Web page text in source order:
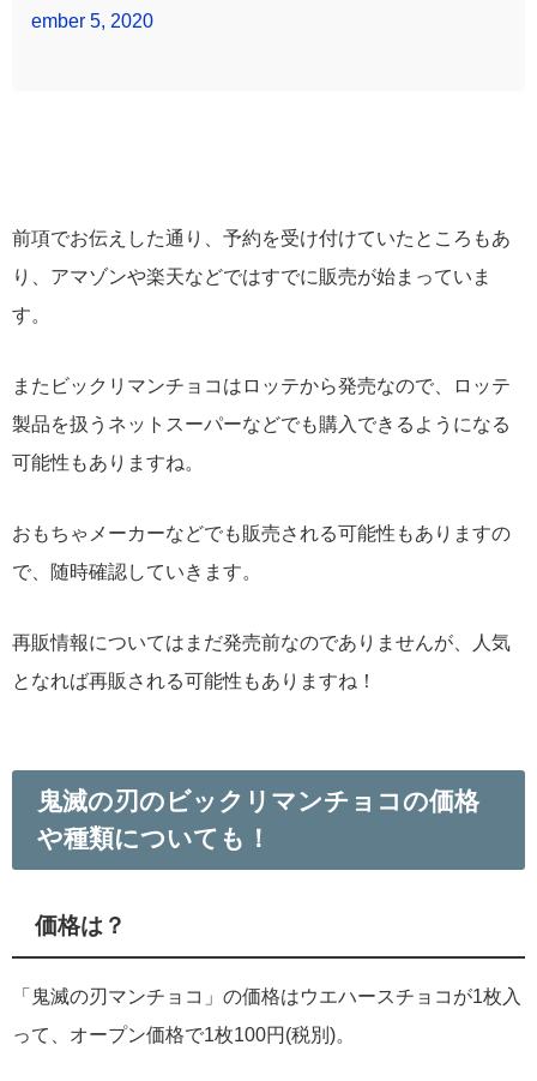
ember 5, 2020
前項でお伝えした通り、予約を受け付けていたところもあ
り、アマゾンや楽天などではすでに販売が始まっていま
す。
またビックリマンチョコはロッテから発売なので、ロッテ
製品を扱うネットスーパーなどでも購入できるようになる
可能性もありますね。
おもちゃメーカーなどでも販売される可能性もありますの
で、随時確認していきます。
再販情報についてはまだ発売前なのでありませんが、人気
となれば再販される可能性もありますね！
鬼滅の刃のビックリマンチョコの価格
や種類についても！
価格は？
「鬼滅の刃マンチョコ」の価格はウエハースチョコが1枚入
って、オープン価格で1枚100円(税別)。